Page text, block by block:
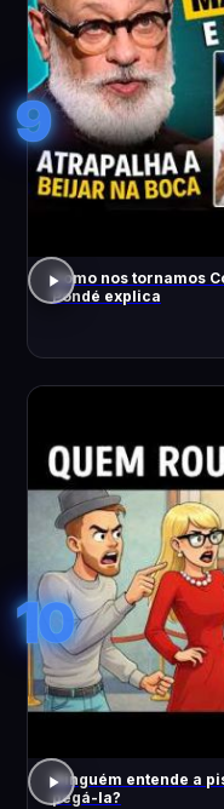
9
Como nos tornamos
Pondé explica
10
Ninguém entende a
pegá-la?